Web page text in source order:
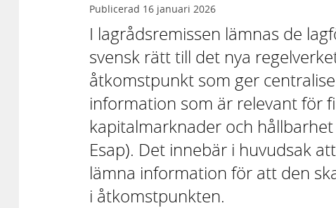
Publicerad 16 januari 2026
I lagrådsremissen lämnas de
svensk rätt till det nya
åtkomstpunkt som ger
information som är relevant för
kapitalmarknader och hållbarhet
Esap). Det innebär i huvudsak
lämna information för att den
i åtkomstpunkten.